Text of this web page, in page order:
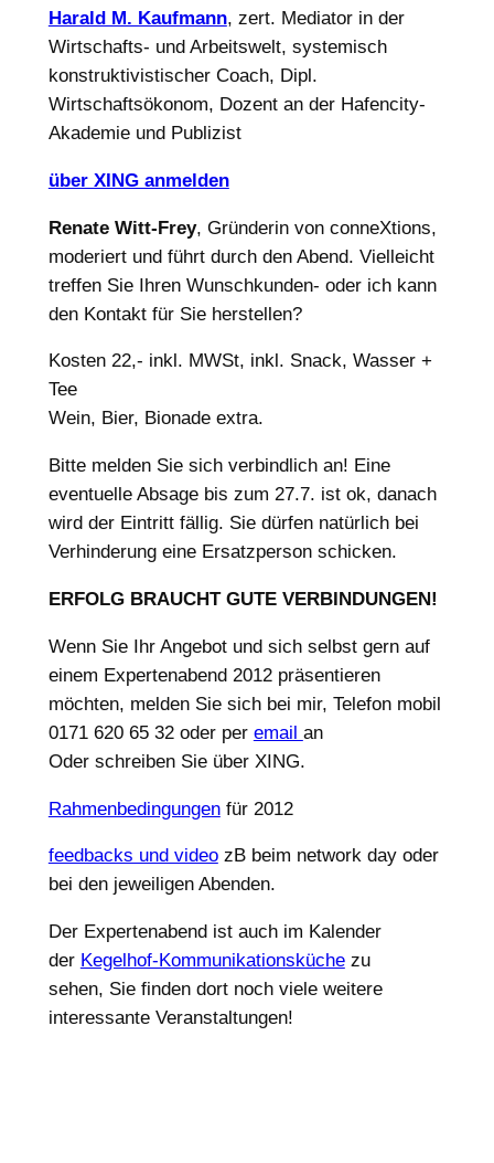
Harald M. Kaufmann, zert. Mediator in der
Wirtschafts- und Arbeitswelt, systemisch
konstruktivistischer Coach, Dipl.
Wirtschaftsökonom, Dozent an der Hafencity-
Akademie und Publizist
über XING anmelden
Renate Witt-Frey, Gründerin von conneXtions,
moderiert und führt durch den Abend. Vielleicht
treffen Sie Ihren Wunschkunden- oder ich kann
den Kontakt für Sie herstellen?
Kosten 22,- inkl. MWSt, inkl. Snack, Wasser +
Tee
Wein, Bier, Bionade extra.
Bitte melden Sie sich verbindlich an! Eine
eventuelle Absage bis zum 27.7. ist ok, danach
wird der Eintritt fällig. Sie dürfen natürlich bei
Verhinderung eine Ersatzperson schicken.
ERFOLG BRAUCHT GUTE VERBINDUNGEN!
Wenn Sie Ihr Angebot und sich selbst gern auf
einem Expertenabend 2012 präsentieren
möchten, melden Sie sich bei mir, Telefon mobil
0171 620 65 32 oder per email an
Oder schreiben Sie über XING.
Rahmenbedingungenfür 2012
feedbacks und videozB beim network day oder
bei den jeweiligen Abenden.
Der Expertenabend ist auch im Kalender
der Kegelhof-Kommunikationsküchezu
sehen, Sie finden dort noch viele weitere
interessante Veranstaltungen!